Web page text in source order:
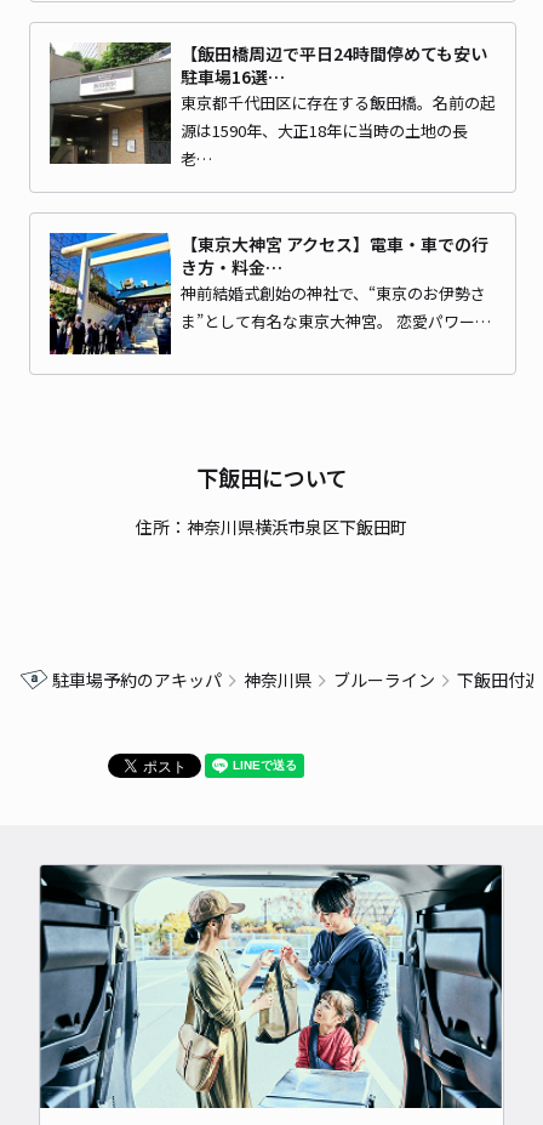
【飯田橋周辺で平日24時間停めても安い
駐車場16選…
東京都千代田区に存在する飯田橋。名前の起
源は1590年、大正18年に当時の土地の長
老…
【東京大神宮 アクセス】電車・車での行
き方・料金…
神前結婚式創始の神社で、“東京のお伊勢さ
ま”として有名な東京大神宮。 恋愛パワー…
下飯田について
住所：神奈川県横浜市泉区下飯田町
駐車場予約のアキッパ 神奈川県 ブルーライン 下飯田付